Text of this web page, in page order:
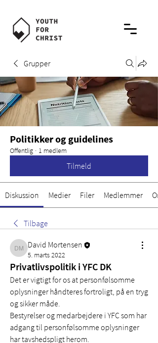
Grupper
Politikker og guidelines
Offentlig · 1 medlem
Tilmeld
Diskussion Medier Filer Medlemmer
Tilbage
David Mortensen
David Mortensen
5. marts 2022
Privatlivspolitik i YFC DK
Det er vigtigt for os at personfølsomme
oplysninger håndteres fortroligt, på en tryg
og sikker måde.
Bestyrelser og medarbejdere i YFC som har
adgang til personfølsomme oplysninger
har tavshedspligt herom.